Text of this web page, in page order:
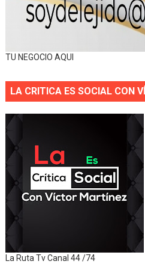
TU NEGOCIO AQUI
LA CRITICA ES SOCIAL CON
La Ruta Tv Canal 44 /74